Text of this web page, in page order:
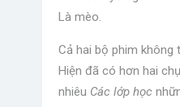
Là mèo.
Cả hai bộ phim
Hiện đã có hơn hai
nhiêu Các lớp học